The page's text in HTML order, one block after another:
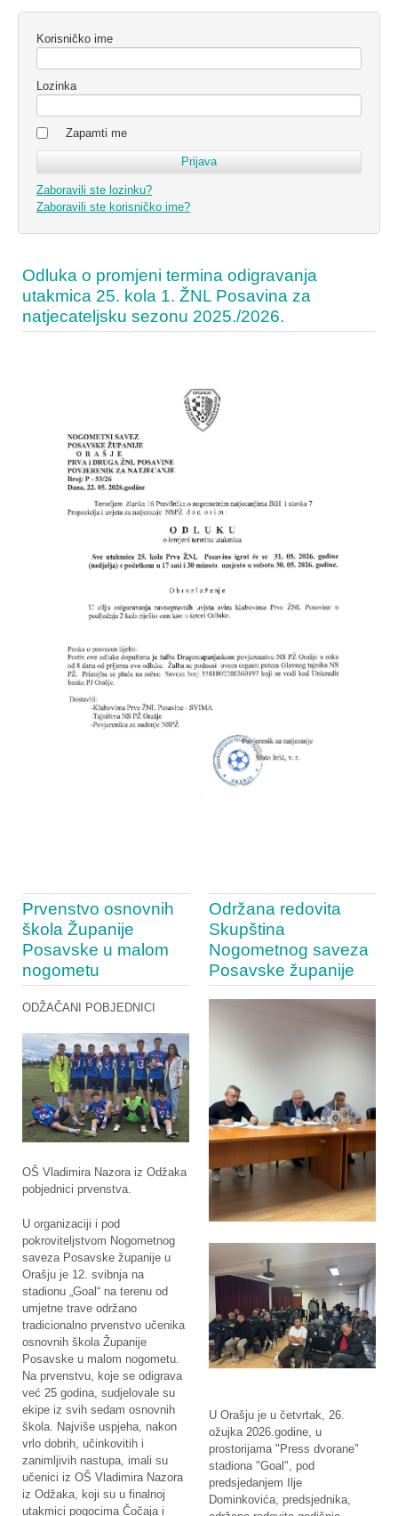
Korisničko ime
Lozinka
Zapamti me
Zaboravili ste lozinku?
Zaboravili ste korisničko ime?
Odluka o promjeni termina odigravanja
utakmica 25. kola 1. ŽNL Posavina za
natjecateljsku sezonu 2025./2026.
Prvenstvo osnovnih
škola Županije
Posavske u malom
nogometu
ODŽAČANI POBJEDNICI
OŠ Vladimira Nazora iz Odžaka
pobjednici prvenstva.
U organizaciji i pod
pokroviteljstvom Nogometnog
saveza Posavske županije u
Orašju je 12. svibnja na
stadionu „Goal“ na terenu od
umjetne trave održano
tradicionalno prvenstvo učenika
osnovnih škola Županije
Posavske u malom nogometu.
Na prvenstvu, koje se odigrava
već 25 godina, sudjelovale su
ekipe iz svih sedam osnovnih
škola. Najviše uspjeha, nakon
vrlo dobrih, učinkovitih i
zanimljivih nastupa, imali su
učenici iz OŠ Vladimira Nazora
iz Odžaka, koji su u finalnoj
utakmici pogocima Čočaja i
Održana redovita
Skupština
Nogometnog saveza
Posavske županije
U Orašju je u četvrtak, 26.
ožujka 2026.godine, u
prostorijama "Press dvorane"
stadiona "Goal", pod
predsjedanjem Ilje
Dominkovića, predsjednika,